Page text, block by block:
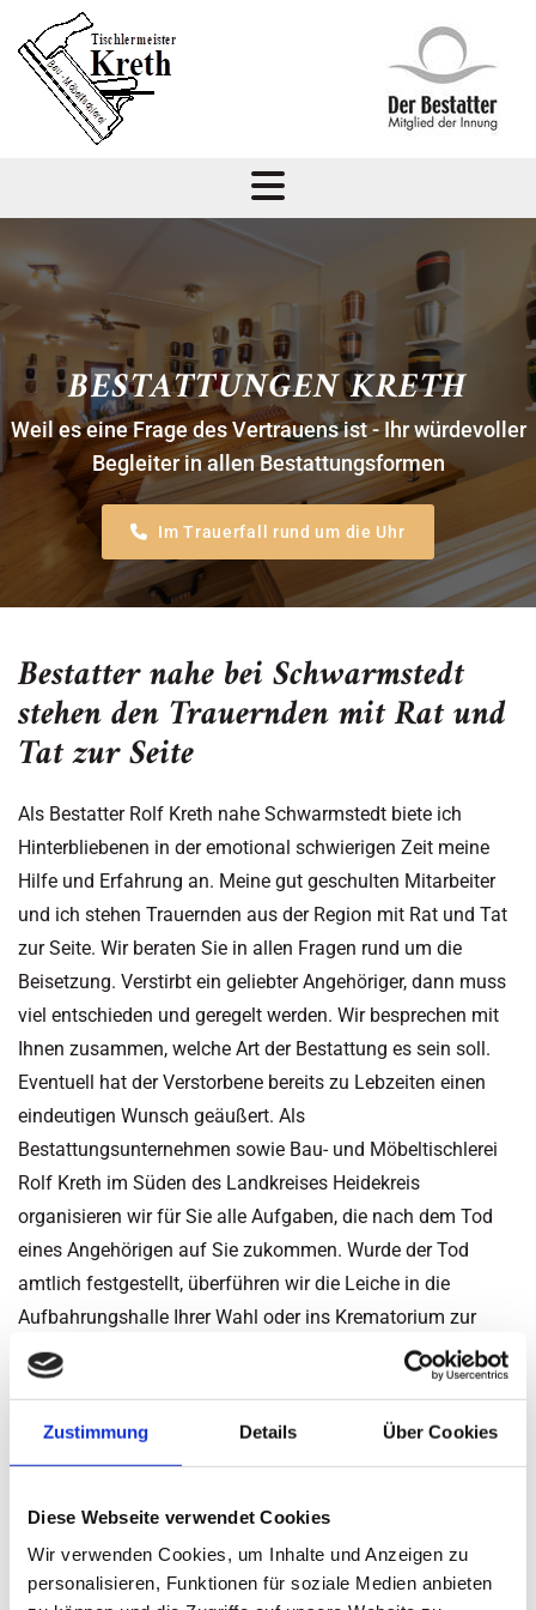
Zustimmung Details Über Cookies
Diese Webseite verwendet Cookies
Wir verwenden Cookies, um Inhalte und Anzeigen zu
personalisieren, Funktionen für soziale Medien anbieten
Zum Inhalt springen
BESTATTUNGEN KRETH
Weil es eine Frage des Vertrauens ist - Ihr würdevoller
Begleiter in allen Bestattungsformen
Im Trauerfall rund um die Uhr
Bestatter nahe bei Schwarmstedt
stehen den Trauernden mit Rat und
Tat zur Seite
Als Bestatter Rolf Kreth nahe Schwarmstedt biete ich
Hinterbliebenen in der emotional schwierigen Zeit meine
Hilfe und Erfahrung an. Meine gut geschulten Mitarbeiter
und ich stehen Trauernden aus der Region mit Rat und Tat
zur Seite. Wir beraten Sie in allen Fragen rund um die
Beisetzung. Verstirbt ein geliebter Angehöriger, dann muss
viel entschieden und geregelt werden. Wir besprechen mit
Ihnen zusammen, welche Art der Bestattung es sein soll.
Eventuell hat der Verstorbene bereits zu Lebzeiten einen
eindeutigen Wunsch geäußert. Als
Bestattungsunternehmen sowie Bau- und Möbeltischlerei
Rolf Kreth im Süden des Landkreises Heidekreis
organisieren wir für Sie alle Aufgaben, die nach dem Tod
eines Angehörigen auf Sie zukommen. Wurde der Tod
amtlich festgestellt, überführen wir die Leiche in die
Aufbahrungshalle Ihrer Wahl oder ins Krematorium zur
Einäscherung. Sie können sich für folgende
Bestattungsformen entscheiden: für eine Erd- oder
Feuerbestattung oder für eine See- oder Waldbestattung.
Bau- und Möbeltischlerei Rolf Kreth, wir
sind rund um die Uhr erreichbar